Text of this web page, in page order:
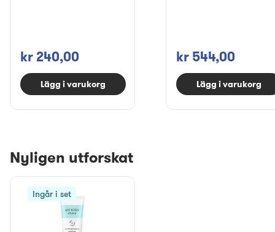
kr 240,00
Lägg i varukorg
kr 544,00
Lägg i varukorg
Nyligen utforskat
Ingår i set